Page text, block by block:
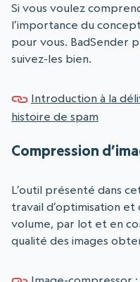
Si vous voulez
l’importance du
pour vous. BadSender
suivez-les bien.
Introduction à la
histoire de spam
Compression
L’outil présenté dans
travail d’optimisation et
volume, par lot et en
qualité des images